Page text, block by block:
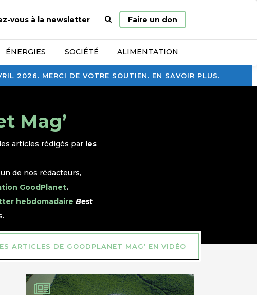
2026. MERCI DE VOTRE SOUTIEN. EN SAVOIR PLUS.
vous à la newsletter
Page
d’accueil
Faire un don
ÉNERGIES SOCIÉTÉ ALIMENTATION
Mag’
articles rédigés par les
de nos rédacteurs,
GoodPlanet.
hebdomadaire Best
ARTICLES DE GOODPLANET MAG’ EN VIDÉO